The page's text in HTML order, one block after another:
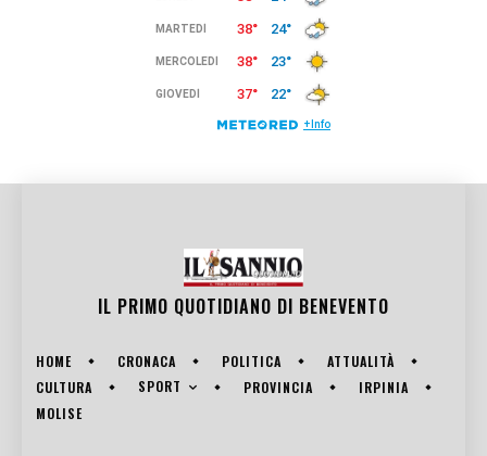
IL PRIMO QUOTIDIANO DI BENEVENTO
HOME CRONACA POLITICA
ATTUALITÀ
CULTURA
SPORT PROVINCIA
IRPINIA
MOLISE